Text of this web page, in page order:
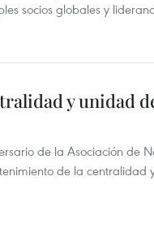
socios globales y
y unidad
de la Asociación de
de la